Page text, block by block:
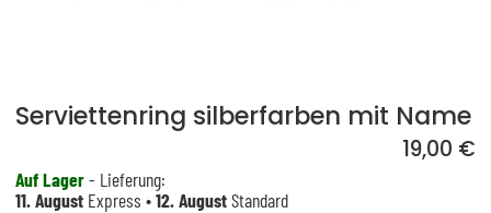
Serviettenring silberfarben mit Name
19,00 €
Auf Lager- Lieferung:
11. August Express •12. AugustStandard